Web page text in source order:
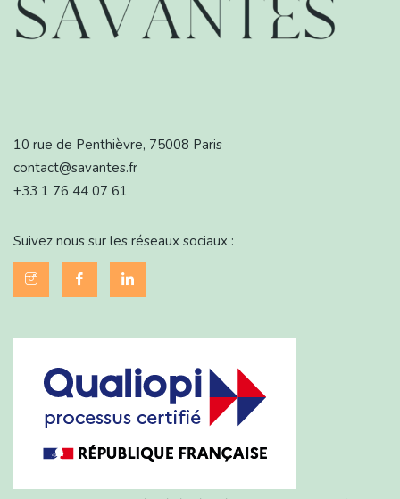
10 rue de Penthièvre, 75008 Paris
contact@savantes.fr
+33 1 76 44 07 61
Suivez nous sur les réseaux sociaux :